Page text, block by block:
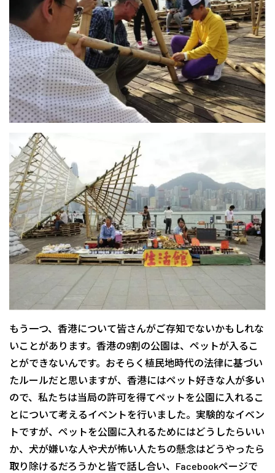
もう一つ、香港について皆さんがご存知でないかもしれな
いことがあります。香港の9割の公園は、ペットが入るこ
とができないんです。おそらく植民地時代の法律に基づい
たルールだと思いますが、香港にはペット好きな人が多い
ので、私たちは当局の許可を得てペットを公園に入れるこ
とについて考えるイベントを行いました。実験的なイベン
トですが、ペットを公園に入れるためにはどうしたらいい
か、犬が嫌いな人や犬が怖い人たちの懸念はどうやったら
取り除けるだろうかと皆で話し合い、Facebookページで